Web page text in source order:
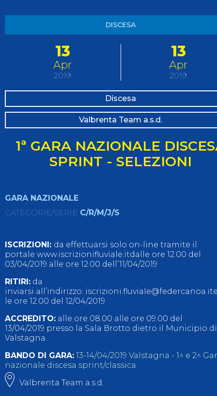
DISCESA
13
Apr
2019
13
Apr
2019
Discesa
Valbrenta Team a.s.d.
1ª GARA NAZIONALE
SPRINT - SELEZIONI
GARA NAZIONALE
CATEGORIE/SERIE C/R/M/J/S
ISCRIZIONI: da effettuarsi solo on-line tramite il
portale www.iscrizionifluviale.itdalle ore 12.00 del
03/04/2019 alle ore 12.00 dell’11/04/2019
RITIRI: da
inviarsi all’indirizzo:
le ore 12.00 del 12/04/2019
ACCREDITO: alle ore 08.00 alle ore 09.00 del
13/04/2019 presso la Sala Brotto dietro il Municipio di
Valstagna.
BANDO DI GARA: 13-14/04/2019 Valstagna - 1^ e 2^
nazionale discesa sprint/classica
Valbrenta Team a.s.d.